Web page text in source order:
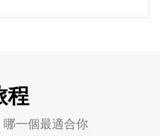
程
一個最適合你